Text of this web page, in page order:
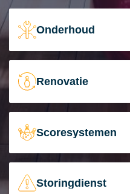
Onderhoud
Renovatie
Scoresystemen
Storingdienst